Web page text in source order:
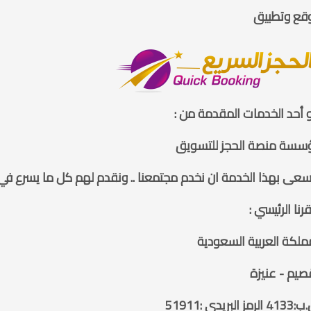
وتطبيق
أحد الخدمات المقدمة من :
منصة الحجز للتسويق
بهذا الخدمة ان نخدم مجتمعنا .. ونقدم لهم كل ما يسرع في
الرئيسي :
العربية السعودية
- عنيزة
:51911